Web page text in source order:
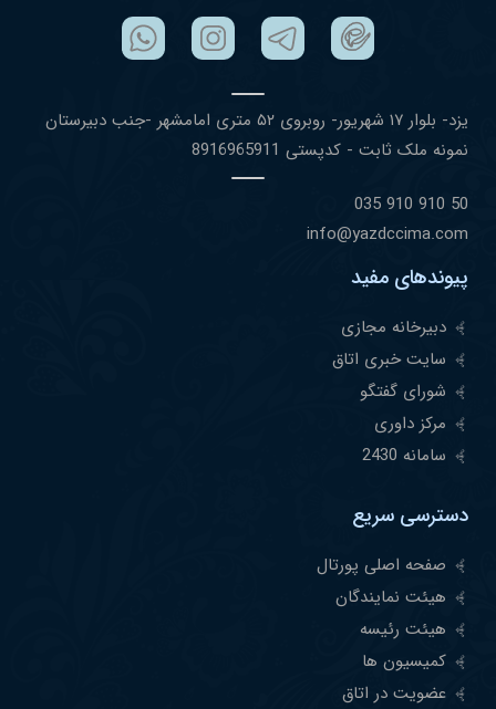
یزد- بلوار ١٧ شهریور- روبروی ۵٢ متری امامشهر -جنب دبیرستان
نمونه ملک ثابت - کدپستی 8916965911
50 910 910 035
info@yazdccima.com
پیوندهای مفید
دبیرخانه مجازی
سایت خبری اتاق
شورای گفتگو
مرکز داوری
سامانه 2430
دسترسی سریع
صفحه اصلی پورتال
هیئت نمایندگان
هیئت رئیسه
کمیسیون ها
عضویت در اتاق